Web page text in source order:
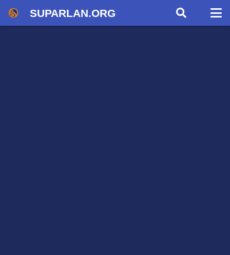
SUPARLAN.ORG